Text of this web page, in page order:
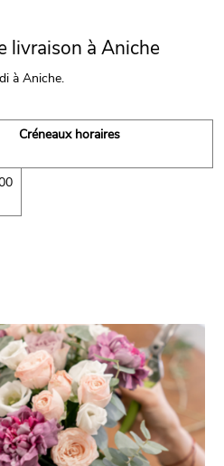
livraison à Aniche
à Aniche.
Créneaux horaires